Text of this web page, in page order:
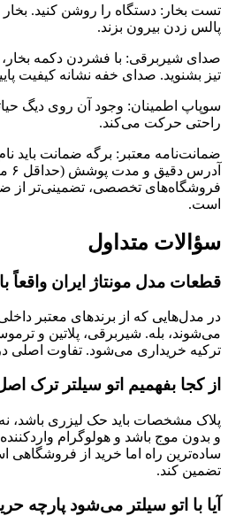
تست بخار: دستگاه را روشن کنید.
پالس زدن بیرون بزند.
صدای شیربرقی: با فشردن دکمه
تیز بشنوید. صدای خفه نشانه کیفیت
سوپاپ اطمینان: وجود آن روی دیگ
راحتی حرکت می‌کند.
ضمانت‌نامه معتبر: برگه ضمانت باید
فروشگاه‌های تخصصی، تضمینی‌تر از
است.
سؤالات متداول
قطعات مدل مونتاژ ایران
در مدل‌هایی که از برندهای معتبر
می‌شوند، بله. شیربرقی، پلاتین و
ترکیه خریداری می‌شود. تفاوت اصلی
از کجا بفهمیم اتو سیلتر ترک
پلاک مشخصات باید حک لیزری باشد،
و بدون موج باشد و هولوگرام
ساده‌ترین راه اما خرید از فروشگاهی
تضمین کند.
آیا با اتو سیلتر می‌شود پارچه